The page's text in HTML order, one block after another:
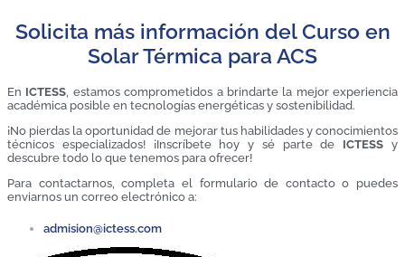
Solicita más información del Curso en
Solar Térmica para ACS
En ICTESS, estamos comprometidos a brindarte la mejor experiencia
académica posible en tecnologías energéticas y sostenibilidad.
¡No pierdas la oportunidad de mejorar tus habilidades y conocimientos
técnicos especializados! ¡Inscríbete hoy y sé parte de ICTESS y
descubre todo lo que tenemos para ofrecer!
Para contactarnos, completa el formulario de contacto o puedes
enviarnos un correo electrónico a:
admision@ictess.com